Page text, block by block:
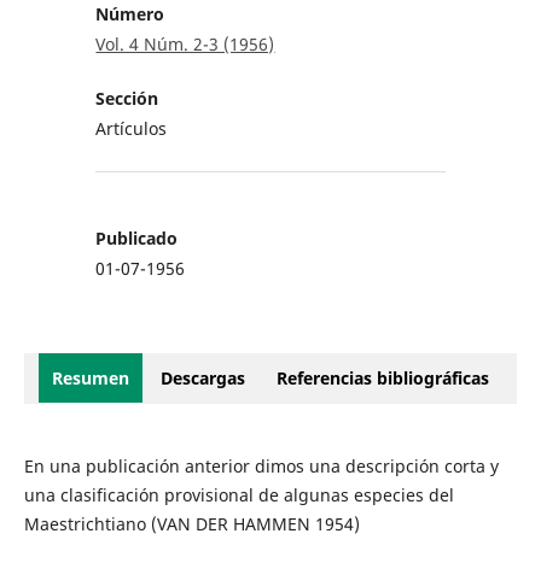
Número
Vol. 4 Núm. 2-3 (1956)
Sección
Artículos
Publicado
01-07-1956
Resumen Descargas Referencias bibliográficas
En una publicación anterior dimos una descripción corta y
una clasificación provisional de algunas especies del
Maestrichtiano (VAN DER HAMMEN 1954)